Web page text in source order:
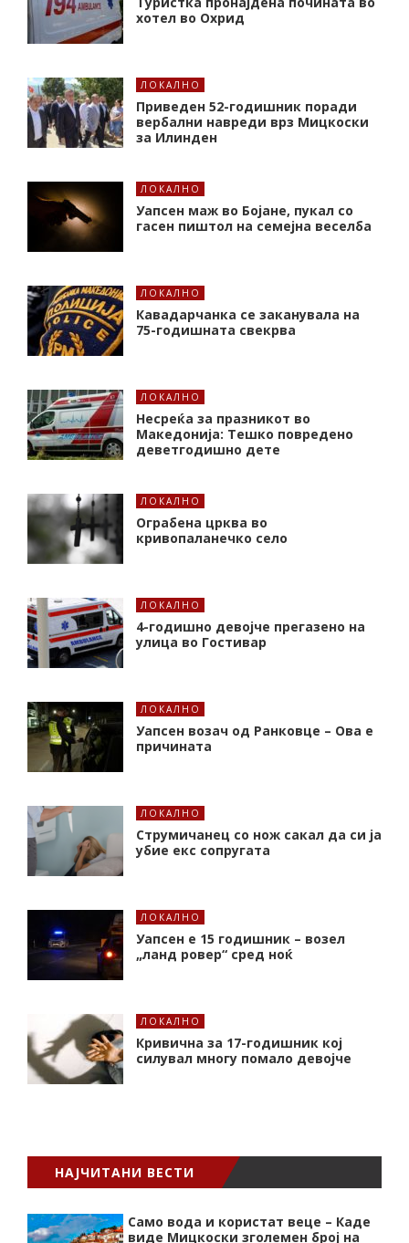
хотел во Охрид
ЛОКАЛНО
Приведен 52-годишник поради
вербални навреди врз Мицкоски
за Илинден
ЛОКАЛНО
Уапсен маж во Бојане, пукал со
гасен пиштол на семејна веселба
ЛОКАЛНО
Кавадарчанка се заканувала на
75-годишната свекрва
ЛОКАЛНО
Несреќа за празникот во
Македонија: Тешко повредено
деветгодишно дете
ЛОКАЛНО
Ограбена црква во
кривопаланечко село
ЛОКАЛНО
4-годишно девојче прегазено на
улица во Гостивар
ЛОКАЛНО
Уапсен возач од Ранковце – Ова е
причината
ЛОКАЛНО
Струмичанец со нож сакал да си ја
убие екс сопругата
ЛОКАЛНО
Уапсен е 15 годишник – возел
„ланд ровер“ сред ноќ
ЛОКАЛНО
Кривична за 17-годишник кој
силувал многу помало девојче
НАЈЧИТАНИ ВЕСТИ
Само вода и користат веце – Каде
виде Мицкоски зголемен број на